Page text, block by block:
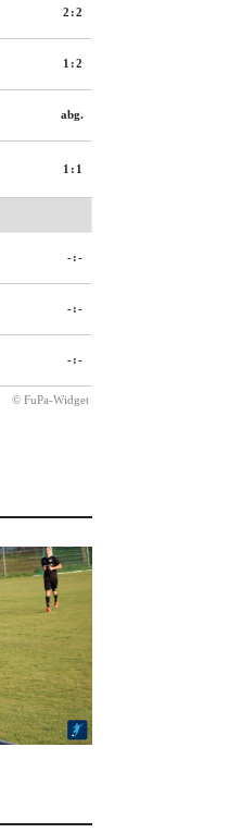
2:2
1:2
abg.
1:1
-:-
-:-
-:-
© FuPa-Widget